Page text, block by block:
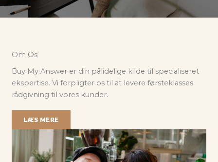
Om Os
Buy My Answer er din pålidelige kilde til specialiseret
ekspertise. Vi forpligter os til at levere førsteklasses
rådgivning til vores kunder.
LÆS MERE